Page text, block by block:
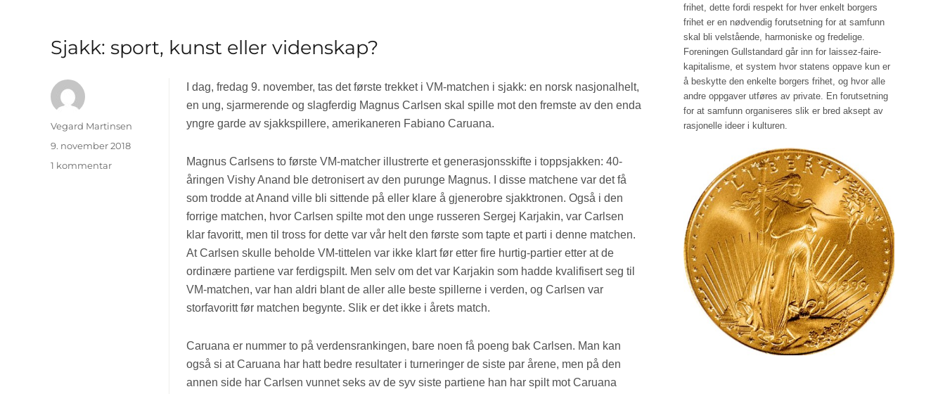
Sjakk: sport, kunst eller videnskap?
I dag, fredag 9. november, tas det første trekket i VM-matchen i sjakk: en norsk nasjonalhelt,
en ung, sjarmerende og slagferdig Magnus Carlsen skal spille mot den fremste av den enda
yngre garde av sjakkspillere, amerikaneren Fabiano Caruana.
Magnus Carlsens to første VM-matcher illustrerte et generasjonsskifte i toppsjakken: 40-
åringen Vishy Anand ble detronisert av den purunge Magnus. I disse matchene var det få
som trodde at Anand ville bli sittende på eller klare å gjenerobre sjakktronen. Også i den
forrige matchen, hvor Carlsen spilte mot den unge russeren Sergej Karjakin, var Carlsen
klar favoritt, men til tross for dette var vår helt den første som tapte et parti i denne matchen.
At Carlsen skulle beholde VM-tittelen var ikke klart før etter fire hurtig-partier etter at de
ordinære partiene var ferdigspilt. Men selv om det var Karjakin som hadde kvalifisert seg til
VM-matchen, var han aldri blant de aller alle beste spillerne i verden, og Carlsen var
storfavoritt før matchen begynte. Slik er det ikke i årets match.
Caruana er nummer to på verdensrankingen, bare noen få poeng bak Carlsen. Man kan
også si at Caruana har hatt bedre resultater i turneringer de siste par årene, men på den
annen side har Carlsen vunnet seks av de syv siste partiene han har spilt mot Caruana
Forfatter
Vegard Martinsen
Publisert
9. november 2018
1 kommentar
frihet, dette fordi respekt for hver enkelt borgers
frihet er en nødvendig forutsetning for at samfunn
skal bli velstående, harmoniske og fredelige.
Foreningen Gullstandard går inn for laissez-faire-
kapitalisme, et system hvor statens oppave kun er
å beskytte den enkelte borgers frihet, og hvor alle
andre oppgaver utføres av private. En forutsetning
for at samfunn organiseres slik er bred aksept av
rasjonelle ideer i kulturen.